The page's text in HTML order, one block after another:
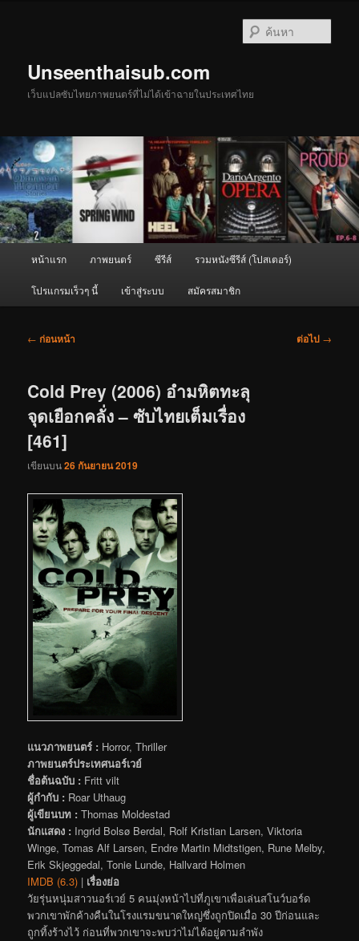
Unseenthaisub.com
เว็บแปลซับไทยภาพยนตร์ที่ไม่ได้เข้าฉายในประเทศไทย
หน้าแรก ภาพยนตร์ ซีรีส์ รวมหนังซีรีส์ (โปสเตอร์)
โปรแกรมเร็วๆ นี้ เข้าสู่ระบบ สมัครสมาชิก
เมนู
← ก่อนหน้า ต่อไป →
Cold Prey (2006) อำมหิตทะลุ
จุดเยือกคลั่ง – ซับไทยเต็มเรื่อง
[461]
เขียนบน26 กันยายน 2019
แนวภาพยนตร์ : Horror, Thriller
ภาพยนตร์ประเทศนอร์เวย์
ชื่อต้นฉบับ : Fritt vilt
ผู้กำกับ : Roar Uthaug
ผู้เขียนบท : Thomas Moldestad
นักแสดง : Ingrid Bolsø Berdal, Rolf Kristian Larsen, Viktoria
Winge, Tomas Alf Larsen, Endre Martin Midtstigen, Rune Melby,
Erik Skjeggedal, Tonie Lunde, Hallvard Holmen
IMDB (6.3) | เรื่องย่อ
วัยรุ่นหนุ่มสาวนอร์เวย์ 5 คนมุ่งหน้าไปที่ภูเขาเพื่อเล่นสโนว์บอร์ด
พวกเขาพักค้างคืนในโรงแรมขนาดใหญ่ซึ่งถูกปิดเมื่อ 30 ปีก่อนและ
ถูกทิ้งร้างไว้ ก่อนที่พวกเขาจะพบว่าไม่ได้อยู่ตามลำพัง